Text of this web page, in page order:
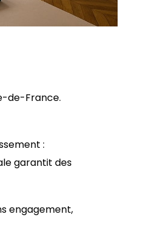
de-France.
:
garantit des
engagement,